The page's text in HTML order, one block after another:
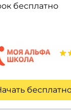
бесплатно